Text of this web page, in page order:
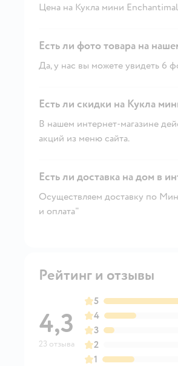
Цена на Кукла мини
Есть ли фото товара на
Да, у нас вы можете увидеть 6
Есть ли скидки на Кукла
В нашем интернет-магазине
акций из меню сайта.
Есть ли доставка на дом в
Осуществляем доставку по
и оплата"
Рейтинг и отзывы
4,3
23 отзыва
5
4
3
2
1